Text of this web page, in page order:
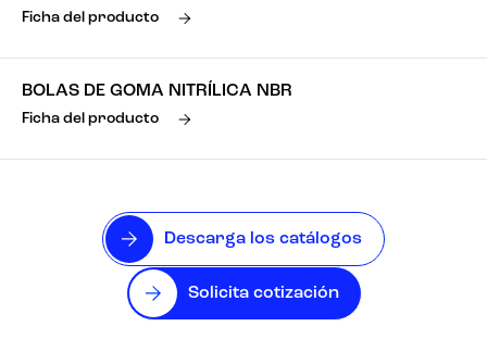
Ficha del producto
BOLAS DE GOMA NITRÍLICA NBR
Ficha del producto
Descarga los catálogos
Solicita cotización